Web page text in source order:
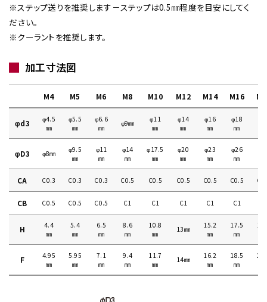
※ステップ送りを推奨します－ステップは0.5㎜程度を目安にしてく
ださい。
※クーラントを推奨します。
加工寸法図
M4 M5 M6 M8 M10 M12 M14 M16
φd3
φ4.5
㎜
φ5.5
㎜
φ6.6
㎜
φ9㎜
φ11
㎜
φ14
㎜
φ16
㎜
φ18
㎜
φD3 φ8㎜
φ9.5
㎜
φ11
㎜
φ14
㎜
φ17.5
㎜
φ20
㎜
φ23
㎜
φ26
㎜
CA C0.3 C0.3 C0.3 C0.5 C0.5 C0.5 C0.5 C0.5
CB C0.5 C0.5 C0.5 C1 C1 C1 C1 C1
H
4.4
㎜
5.4
㎜
6.5
㎜
8.6
㎜
10.8
㎜
13㎜
15.2
㎜
17.5
㎜
F
4.95
㎜
5.95
㎜
7.1
㎜
9.4
㎜
11.7
㎜
14㎜
16.2
㎜
18.5
㎜